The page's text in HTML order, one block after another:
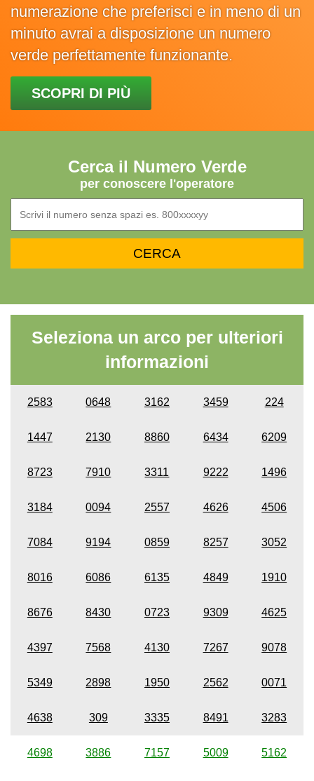
numerazione che preferisci e in meno di un
minuto avrai a disposizione un numero
verde perfettamente funzionante.
SCOPRI DI PIÙ
Cerca il Numero Verde
per conoscere l'operatore
Seleziona un arco per ulteriori
informazioni
2583 0648 3162 3459 224
1447 2130 8860 6434 6209
8723 7910 3311 9222 1496
3184 0094 2557 4626 4506
7084 9194 0859 8257 3052
8016 6086 6135 4849 1910
8676 8430 0723 9309 4625
4397 7568 4130 7267 9078
5349 2898 1950 2562 0071
4638 309 3335 8491 3283
4698 3886 7157 5009 5162